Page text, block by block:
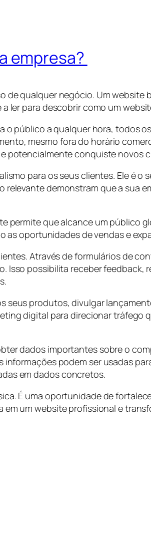
empresa?
de qualquer negócio. Um website
ler para descobrir como um
público a qualquer hora, todos
mesmo fora do horário
potencialmente conquiste novos
para os seus clientes. Ele é o
demonstram que a sua
permite que alcance um público
oportunidades de vendas e
Através de formulários de
possibilita receber feedback,
seus produtos, divulgar
digital para direcionar
dados importantes sobre o
podem ser usadas
em dados concretos.
É uma oportunidade de
um website profissional e